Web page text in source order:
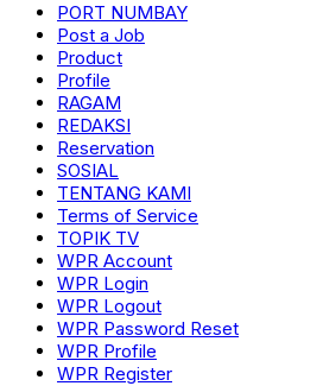
PORT NUMBAY
Post a Job
Product
Profile
RAGAM
REDAKSI
Reservation
SOSIAL
TENTANG KAMI
Terms of Service
TOPIK TV
WPR Account
WPR Login
WPR Logout
WPR Password Reset
WPR Profile
WPR Register